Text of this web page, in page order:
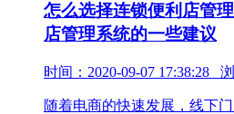
怎么选择连锁便利店管
店管理系统的一些建议
时间：2020-09-07 17:38:28
随着电商的快速发展，线下